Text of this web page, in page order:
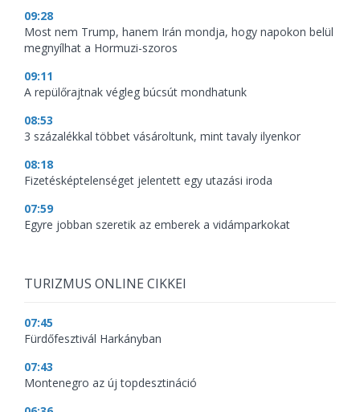
09:28
Most nem Trump, hanem Irán mondja, hogy napokon belül
megnyílhat a Hormuzi-szoros
09:11
A repülőrajtnak végleg búcsút mondhatunk
08:53
3 százalékkal többet vásároltunk, mint tavaly ilyenkor
08:18
Fizetésképtelenséget jelentett egy utazási iroda
07:59
Egyre jobban szeretik az emberek a vidámparkokat
TURIZMUS ONLINE CIKKEI
07:45
Fürdőfesztivál Harkányban
07:43
Montenegro az új topdesztináció